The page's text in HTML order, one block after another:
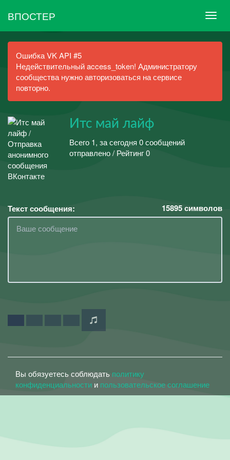
ВПОСТЕР
Ошибка VK API #5
Недействительный access_token! Администратору
сообщества нужно авторизоваться на сервисе
повторно.
Итс май лайф
Всего 1, за сегодня 0 сообщений
отправлено / Рейтинг 0
Текст сообщения: 15895символов
Вы обязуетесь соблюдать политику
конфиденциальности и пользовательское соглашение